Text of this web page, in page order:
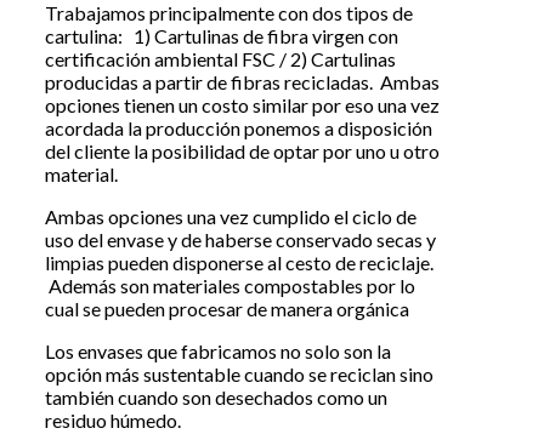
Trabajamos principalmente con dos tipos de
cartulina: 1) Cartulinas de fibra virgen con
certificación ambiental FSC / 2) Cartulinas
producidas a partir de fibras recicladas. Ambas
opciones tienen un costo similar por eso una vez
acordada la producción ponemos a disposición
del cliente la posibilidad de optar por uno u otro
material.
Ambas opciones una vez cumplido el ciclo de
uso del envase y de haberse conservado secas y
limpias pueden disponerse al cesto de reciclaje.
Además son materiales compostables por lo
cual se pueden procesar de manera orgánica
Los envases que fabricamos no solo son la
opción más sustentable cuando se reciclan sino
también cuando son desechados como un
residuo húmedo.